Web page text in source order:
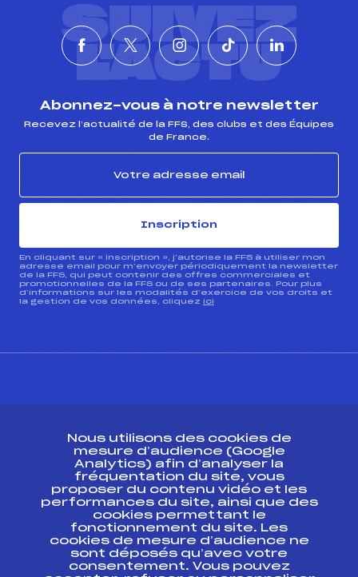
SUIVEZ
L'ACTU
Abonnez-vous à notre newsletter
Recevez l’actualité de la FFS, des clubs et des Équipes
de France.
Inscription
En cliquant sur « inscription », j’autorise la FFS à utiliser mon
adresse email pour m’envoyer périodiquement la newsletter
de la FFS, qui peut contenir des offres commerciales et
promotionnelles de la FFS ou de ses partenaires. Pour plus
d’informations sur les modalités d’exercice de vos droits et
la gestion de vos données, cliquez ici
Ressources
Pass’Neige
Projet sportif fédéral
Projet de performance fédéral
Antidopage
Nous utilisons des cookies de
mesure d’audience (Google
Analytics) afin d’analyser la
fréquentation du site, vous
proposer du contenu vidéo et les
performances du site, ainsi que des
cookies permettant le
fonctionnement du site. Les
cookies de mesure d’audience ne
sont déposés qu’avec votre
consentement. Vous pouvez